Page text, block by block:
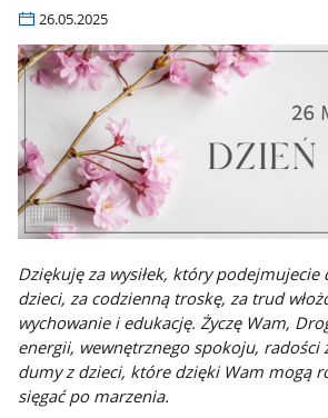
26.05.2025
Dziękuję za wysiłek, który
dzieci, za codzienną troskę, za trud
wychowanie i edukację. Życzę Wam,
energii, wewnętrznego spokoju, radości
dumy z dzieci, które dzięki Wam mogą
sięgać po marzenia.